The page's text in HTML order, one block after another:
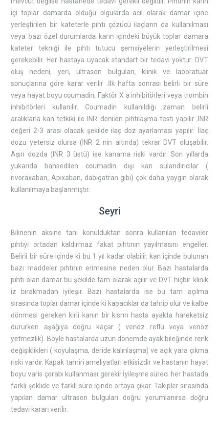
içi toplar damarda olduğu olgularda acil olarak damar içine
yerleştirilen bir kateterle pıhtı çözücü ilaçların da kullanılması
veya bazı özel durumlarda karın içindeki büyük toplar damara
kateter tekniği ile pıhtı tutucu şemsiyelerin yerleştirilmesi
gerekebilir. Her hastaya uyacak standart bir tedavi yoktur. DVT
oluş nedeni, yeri, ultrason bulguları, klinik ve laboratuar
sonuçlarına göre karar verilir .İlk hafta sonrası belirli bir süre
veya hayat boyu coumadin, Faktör X a inhibitörleri veya trombin
inhibitörleri kullanılır. Coumadin kullanıldığı zaman belirli
aralıklarla kan tetkiki ile INR denilen pıhtılaşma testi yapılır .INR
değeri 2-3 arası olacak şekilde ilaç doz ayarlaması yapılır. İlaç
dozu yetersiz olursa (INR 2 nin altında) tekrar DVT oluşabilir.
Aşırı dozda (INR 3 üstü) ise kanama riski vardır. Son yıllarda
yukarıda bahsedilen coumadin dışı kan sulandırıcılar (
rivoraxaban, Apixaban, dabigatran gibi) çok daha yaygın olarak
kullanılmaya başlanmıştır.
Seyri
Bilinenin aksine tanı konulduktan sonra kullanılan tedaviler
pıhtıyı ortadan kaldırmaz fakat pıhtının yayılmasını engeller.
Belirli bir süre içinde ki bu 1 yıl kadar olabilir, kan içinde bulunan
bazı maddeler pıhtının erimesine neden olur. Bazı hastalarda
pıhtı olan damar bu şekilde tam olarak açılır ve DVT hiçbir klinik
iz bırakmadan iyileşir. Bazı hastalarda ise bu tam açılma
sırasında toplar damar içinde ki kapacıklar da tahrip olur ve kalbe
dönmesi gereken kirli kanın bir kısmı hasta ayakta hareketsiz
dururken aşağıya doğru kaçar ( venöz reflü veya venöz
yetmezlik). Böyle hastalarda uzun dönemde ayak bileğinde renk
değişiklikleri ( koyulaşma, deride kalınlaşma) ve açık yara çıkma
riski vardır. Kapak tamiri ameliyatları etkisizdir ve hastanın hayat
boyu varis çorabı kullanması gerekir.İyileşme süreci her hastada
farklı şeklide ve farklı süre içinde ortaya çıkar. Takipler sırasında
yapılan damar ultrason bulguları doğru yorumlanırsa doğru
tedavi kararı verilir.